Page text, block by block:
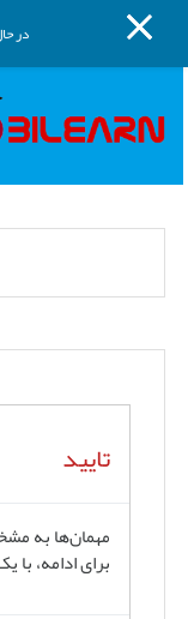
پرش به محتوای اصلی
پنل کناری در
تایید
مهمان‌ها به
برای ادامه، با